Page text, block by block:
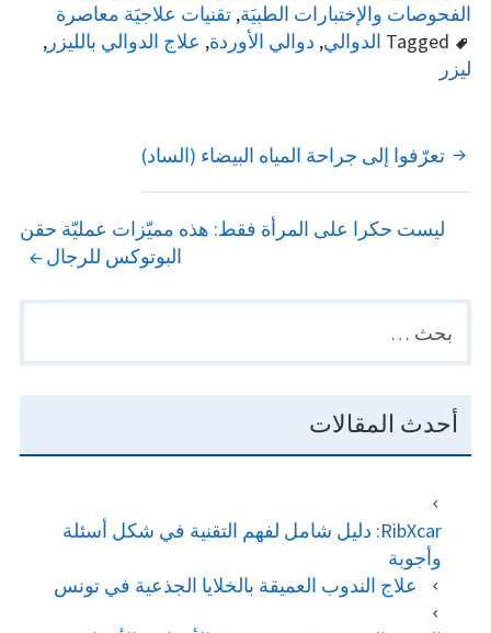
الفحوصات والإختبارات الطبيَة, تقنيات علاجيَة معاصرة
Tagged الدوالي, دوالي الأوردة, علاج الدوالي بالليزر ,
ليزر
POST
NAVIGATION
تعرّفوا إلى جراحة المياه البيضاء (الساد)
ليست حكرا على المرأة فقط: هذه مميّزات عمليّة حقن
البوتوكس للرجال
SIDEBAR
البحث
عن:
أحدث المقالات
RibXcar: دليل شامل لفهم التقنية في شكل أسئلة
وأجوبة
علاج الندوب العميقة بالخلايا الجذعية في تونس